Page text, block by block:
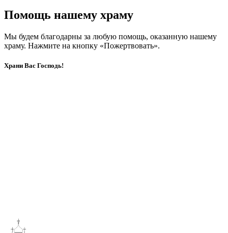
Помощь нашему храму
Мы будем благодарны за любую помощь, оказанную нашему
храму. Нажмите на кнопку «Пожертвовать».
Храни Вас Господь!